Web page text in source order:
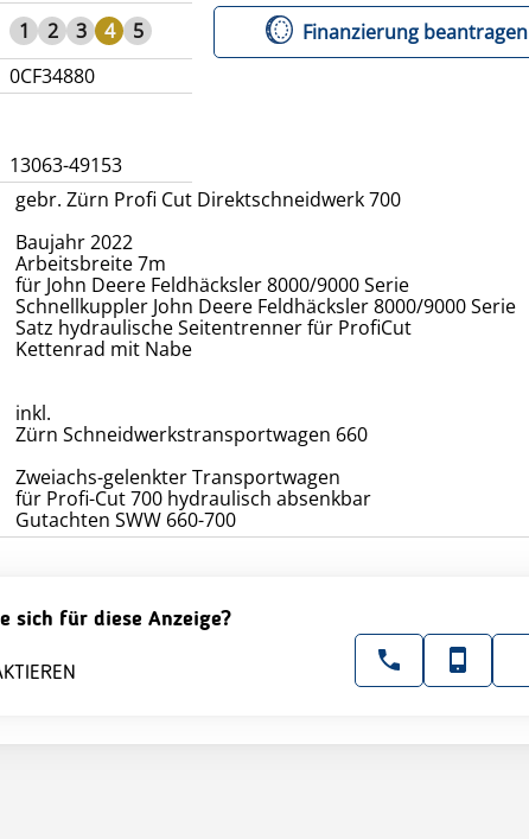
1 2 3 4
5
0CF34880
Finanzierung beantragen
13063-49153
gebr. Zürn Profi Cut Direktschneidwerk 700
Baujahr 2022
Arbeitsbreite 7m
für John Deere Feldhäcksler 8000/9000 Serie
Schnellkuppler John Deere Feldhäcksler 8000/9000 Serie
Satz hydraulische Seitentrenner für ProfiCut
Kettenrad mit Nabe
inkl.
Zürn Schneidwerkstransportwagen 660
Zweiachs-gelenkter Transportwagen
für Profi-Cut 700 hydraulisch absenkbar
Gutachten SWW 660-700
sich für diese Anzeige?